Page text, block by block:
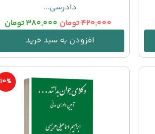
دادرسی...
420,000تومان 380,000تومان
افزودن به سبد خرید
10%